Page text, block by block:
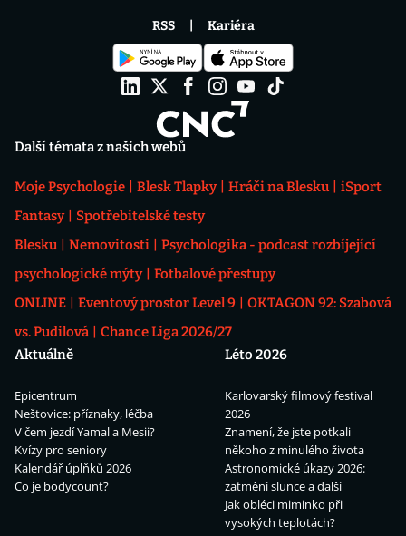
Další témata z našich webů
Moje Psychologie Blesk Tlapky Hráči na Blesku
iSport
Fantasy
Spotřebitelské testy
Blesku
Nemovitosti
Psychologika - podcast rozbíjející
psychologické mýty
Fotbalové přestupy
ONLINE
Eventový prostor Level 9
OKTAGON 92: Szabová
vs. Pudilová
Chance Liga 2026/27
Aktuálně
Epicentrum
Neštovice: příznaky, léčba
V čem jezdí Yamal a Mesii?
Kvízy pro seniory
Kalendář úplňků 2026
Co je bodycount?
Léto 2026
Karlovarský filmový festival
2026
Znamení, že jste potkali
někoho z minulého života
Astronomické úkazy 2026:
zatmění slunce a další
Jak obléci miminko při
vysokých teplotách?
RSS Kariéra